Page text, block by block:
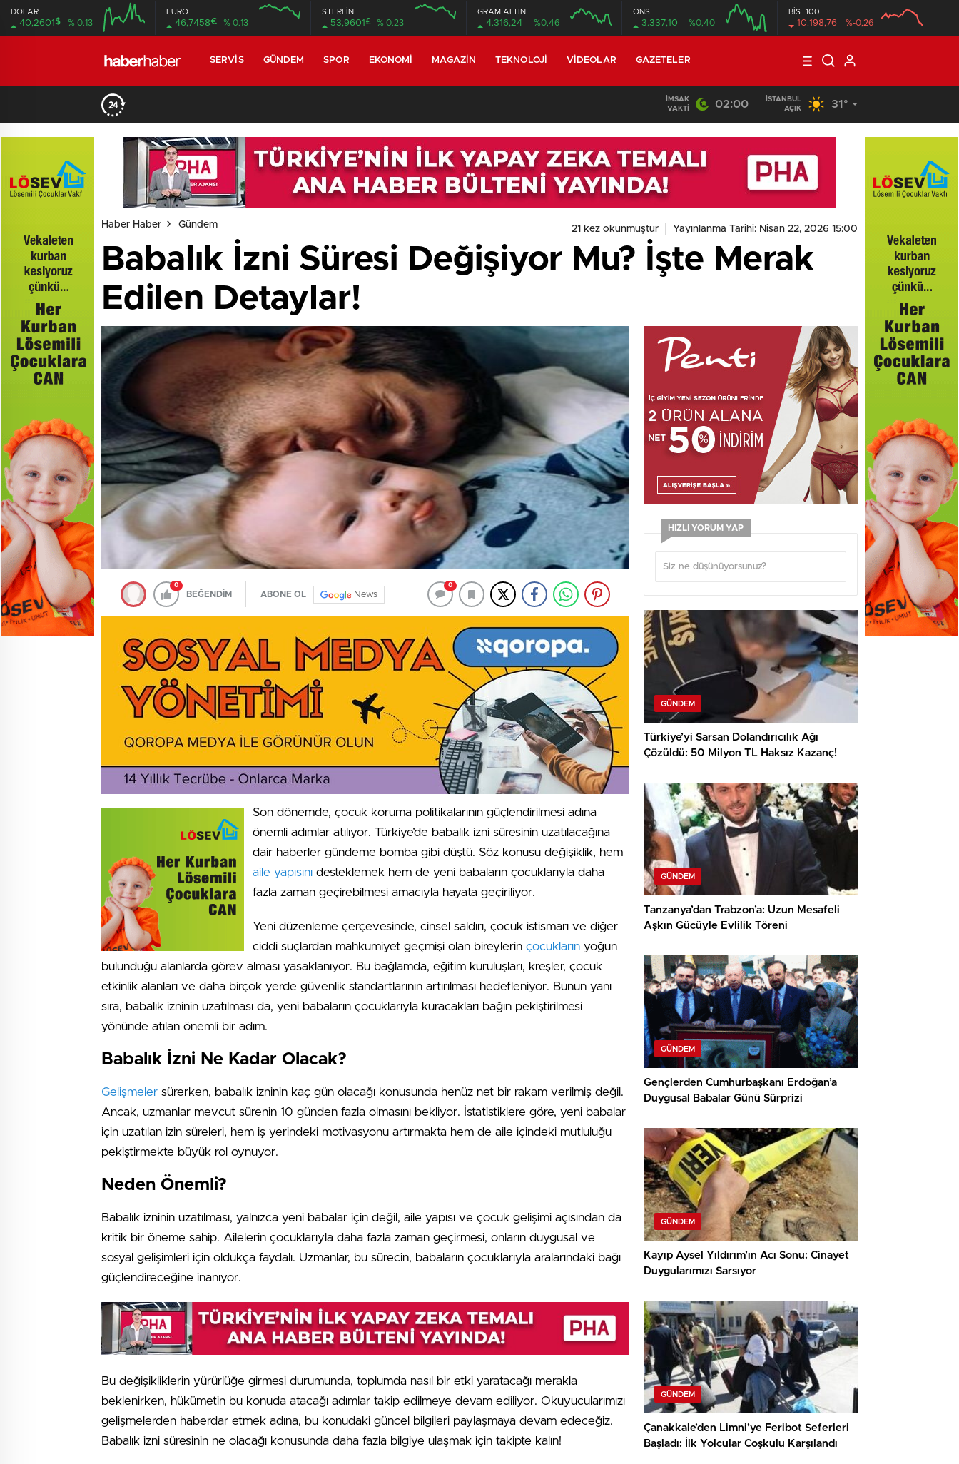
DOLAR
40,2601 $ % 0.13
EURO
46,7458€ % 0.13
STERLİN
53,9601 £ % 0.23
GRAM ALTIN
4.316,24 %0,46
ONS
3.337,10 %0,40
BİST100
10.198,76 %-0,26
SERVIS GÜNDEM SPOR EKONOMI MAGAZIN TEKNOLOJI VIDEOLAR GAZETELER
İMSAK
VAKTI
02:00
İSTANBUL
AÇIK
31°
Haber Haber Gündem 21 kez okunmuştur Yayınlanma Tarihi: Nisan 22, 2026 15:00
Babalık İzni Süresi Değişiyor Mu? İşte Merak
Edilen Detaylar!
0
BEĞENDİM ABONE OL News
0
Son dönemde, çocuk koruma politikalarının güçlendirilmesi adına
önemli adımlar atılıyor. Türkiye’de babalık izni süresinin uzatılacağına
dair haberler gündeme bomba gibi düştü. Söz konusu değişiklik, hem
aile yapısını desteklemek hem de yeni babaların çocuklarıyla daha
fazla zaman geçirebilmesi amacıyla hayata geçiriliyor.
Yeni düzenleme çerçevesinde, cinsel saldırı, çocuk istismarı ve diğer
ciddi suçlardan mahkumiyet geçmişi olan bireylerin çocukların yoğun
bulunduğu alanlarda görev alması yasaklanıyor. Bu bağlamda, eğitim kuruluşları, kreşler, çocuk
etkinlik alanları ve daha birçok yerde güvenlik standartlarının artırılması hedefleniyor. Bunun yanı
sıra, babalık izninin uzatılması da, yeni babaların çocuklarıyla kuracakları bağın pekiştirilmesi
yönünde atılan önemli bir adım.
Babalık İzni Ne Kadar Olacak?
Gelişmeler sürerken, babalık izninin kaç gün olacağı konusunda henüz net bir rakam verilmiş değil.
Ancak, uzmanlar mevcut sürenin 10 günden fazla olmasını bekliyor. İstatistiklere göre, yeni babalar
için uzatılan izin süreleri, hem iş yerindeki motivasyonu artırmakta hem de aile içindeki mutluluğu
pekiştirmekte büyük rol oynuyor.
Neden Önemli?
Babalık izninin uzatılması, yalnızca yeni babalar için değil, aile yapısı ve çocuk gelişimi açısından da
kritik bir öneme sahip. Ailelerin çocuklarıyla daha fazla zaman geçirmesi, onların duygusal ve
sosyal gelişimleri için oldukça faydalı. Uzmanlar, bu sürecin, babaların çocuklarıyla aralarındaki bağı
güçlendireceğine inanıyor.
Bu değişikliklerin yürürlüğe girmesi durumunda, toplumda nasıl bir etki yaratacağı merakla
beklenirken, hükümetin bu konuda atacağı adımlar takip edilmeye devam ediliyor. Okuyucularımızı
gelişmelerden haberdar etmek adına, bu konudaki güncel bilgileri paylaşmaya devam edeceğiz.
Babalık izni süresinin ne olacağı konusunda daha fazla bilgiye ulaşmak için takipte kalın!
HIZLI YORUM YAP
GÜNDEM
Türkiye’yi Sarsan Dolandırıcılık Ağı
Çözüldü: 50 Milyon TL Haksız Kazanç!
GÜNDEM
Tanzanya’dan Trabzon’a: Uzun Mesafeli
Aşkın Gücüyle Evlilik Töreni
GÜNDEM
Gençlerden Cumhurbaşkanı Erdoğan’a
Duygusal Babalar Günü Sürprizi
GÜNDEM
Kayıp Aysel Yıldırım’ın Acı Sonu: Cinayet
Duygularımızı Sarsıyor
GÜNDEM
Çanakkale’den Limni’ye Feribot Seferleri
Başladı: İlk Yolcular Coşkulu Karşılandı